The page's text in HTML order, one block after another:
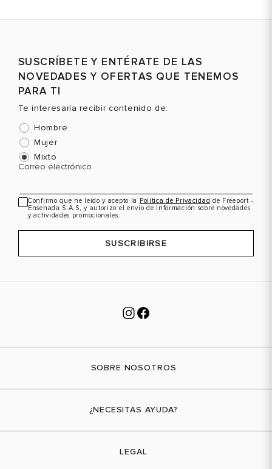
SUSCRÍBETE Y ENTÉRATE DE LAS
NOVEDADES Y OFERTAS QUE TENEMOS
PARA TI
Te interesaría recibir contenido de:
Hombre
Mujer
Mixto
Correo electrónico
Confirmo que he leído y acepto la Política de Privacidad de Freeport -
Ensenada S.A.S, y autorizo el envío de información sobre novedades
y actividades promocionales.
SUSCRIBIRSE
SOBRE NOSOTROS
¿NECESITAS AYUDA?
LEGAL